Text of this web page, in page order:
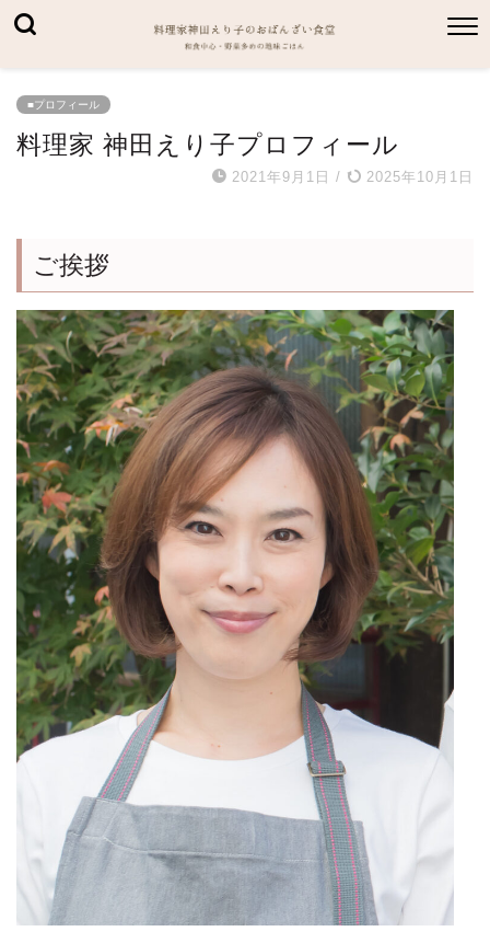
■プロフィール
料理家 神田えり子プロフィール
2021年9月1日 / 2025年10月1日
ご挨拶